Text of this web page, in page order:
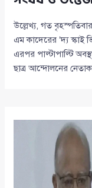
উল্লেখ্য, গত
এম কাদেরের ‘দ্য স্কাই
এরপর পাল্টাপাল্টি
ছাত্র আন্দোলনের